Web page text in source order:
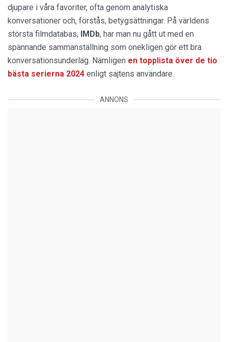
djupare i våra favoriter, ofta genom analytiska
konversationer och, förstås, betygsättningar. På världens
största filmdatabas, IMDb, har man nu gått ut med en
spännande sammanställning som onekligen gör ett bra
konversationsunderlag. Nämligen en topplista över de tio
bästa serierna 2024 enligt sajtens användare.
ANNONS